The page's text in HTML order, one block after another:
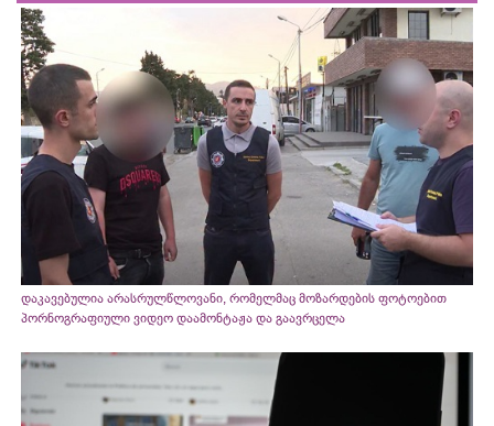
დაკავებულია არასრულწლოვანი, რომელმაც მოზარდების ფოტოებით
პორნოგრაფიული ვიდეო დაამონტაჟა და გაავრცელა